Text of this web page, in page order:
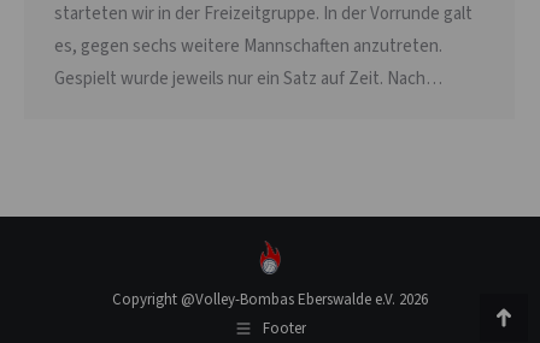
starteten wir in der Freizeitgruppe. In der Vorrunde galt
es, gegen sechs weitere Mannschaften anzutreten.
Gespielt wurde jeweils nur ein Satz auf Zeit. Nach…
Copyright @Volley-Bombas Eberswalde e.V. 2026
Footer
Go